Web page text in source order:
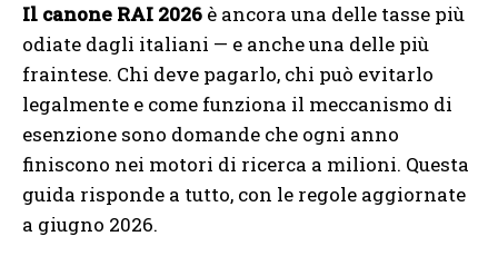
Il canone RAI 2026 è ancora una delle tasse più
odiate dagli italiani — e anche una delle più
fraintese. Chi deve pagarlo, chi può evitarlo
legalmente e come funziona il meccanismo di
esenzione sono domande che ogni anno
finiscono nei motori di ricerca a milioni. Questa
guida risponde a tutto, con le regole aggiornate
a giugno 2026.